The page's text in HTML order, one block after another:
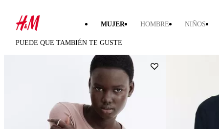
MUJER HOMBRE NIÑOS
PUEDE QUE TAMBIÉN TE GUSTE